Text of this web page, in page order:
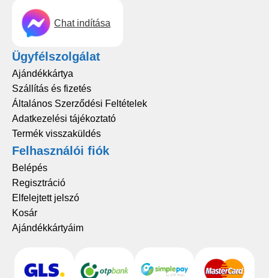
Chat indítása
Ügyfélszolgálat
Ajándékkártya
Szállítás és fizetés
Általános Szerződési Feltételek
Adatkezelési tájékoztató
Termék visszaküldés
Felhasználói fiók
Belépés
Regisztráció
Elfelejtett jelszó
Kosár
Ajándékkártyáim